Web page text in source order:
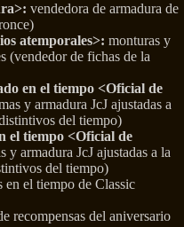
vendedora de armadura de
atemporales>: monturas y
(vendedor de fichas de la
en el tiempo <Oficial de
y armadura JcJ ajustadas a
del tiempo)
el tiempo <Oficial de
y armadura JcJ ajustadas a la
del tiempo)
en el tiempo de Classic
recompensas del aniversario